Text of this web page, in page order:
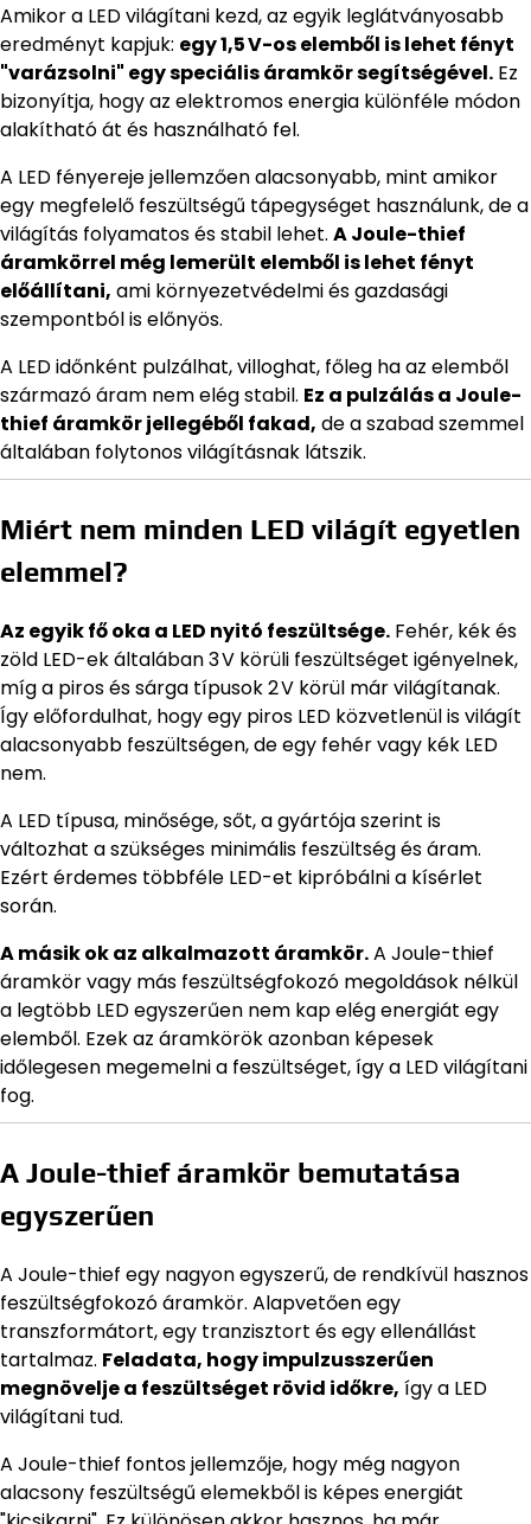
Amikor a LED világítani kezd, az egyik leglátványosabb
eredményt kapjuk: egy 1,5 V-os elemből is lehet fényt
"varázsolni" egy speciális áramkör segítségével. Ez
bizonyítja, hogy az elektromos energia különféle módon
alakítható át és használható fel.
A LED fényereje jellemzően alacsonyabb, mint amikor
egy megfelelő feszültségű tápegységet használunk, de a
világítás folyamatos és stabil lehet. A Joule-thief
áramkörrel még lemerült elemből is lehet fényt
előállítani, ami környezetvédelmi és gazdasági
szempontból is előnyös.
A LED időnként pulzálhat, villoghat, főleg ha az elemből
származó áram nem elég stabil. Ez a pulzálás a Joule-
thief áramkör jellegéből fakad, de a szabad szemmel
általában folytonos világításnak látszik.
Miért nem minden LED világít egyetlen
elemmel?
Az egyik fő oka a LED nyitó feszültsége. Fehér, kék és
zöld LED-ek általában 3 V körüli feszültséget igényelnek,
míg a piros és sárga típusok 2 V körül már világítanak.
Így előfordulhat, hogy egy piros LED közvetlenül is világít
alacsonyabb feszültségen, de egy fehér vagy kék LED
nem.
A LED típusa, minősége, sőt, a gyártója szerint is
változhat a szükséges minimális feszültség és áram.
Ezért érdemes többféle LED-et kipróbálni a kísérlet
során.
A másik ok az alkalmazott áramkör.A Joule-thief
áramkör vagy más feszültségfokozó megoldások nélkül
a legtöbb LED egyszerűen nem kap elég energiát egy
elemből. Ezek az áramkörök azonban képesek
időlegesen megemelni a feszültséget, így a LED világítani
fog.
A Joule-thief áramkör bemutatása
egyszerűen
A Joule-thief egy nagyon egyszerű, de rendkívül hasznos
feszültségfokozó áramkör. Alapvetően egy
transzformátort, egy tranzisztort és egy ellenállást
tartalmaz. Feladata, hogy impulzusszerűen
megnövelje a feszültséget rövid időkre, így a LED
világítani tud.
A Joule-thief fontos jellemzője, hogy még nagyon
alacsony feszültségű elemekből is képes energiát